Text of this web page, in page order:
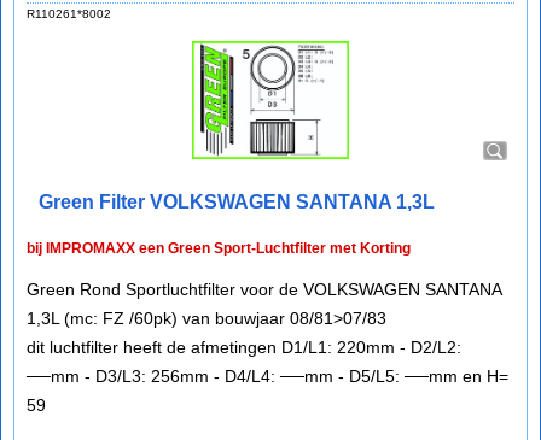
R110261*8002
Green Filter VOLKSWAGEN SANTANA 1,3L
bij IMPROMAXX een Green Sport-Luchtfilter met Korting
Green Rond Sportluchtfilter voor de VOLKSWAGEN SANTANA
1,3L (mc: FZ /60pk) van bouwjaar 08/81>07/83
dit luchtfilter heeft de afmetingen D1/L1: 220mm - D2/L2:
──mm - D3/L3: 256mm - D4/L4: ──mm - D5/L5: ──mm en H=
59